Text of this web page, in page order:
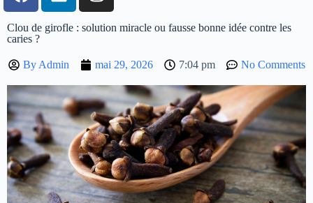
Clou de girofle : solution miracle ou fausse bonne idée contre les
caries ?
ByAdmin mai 29, 2026 7:04 pm No Comments